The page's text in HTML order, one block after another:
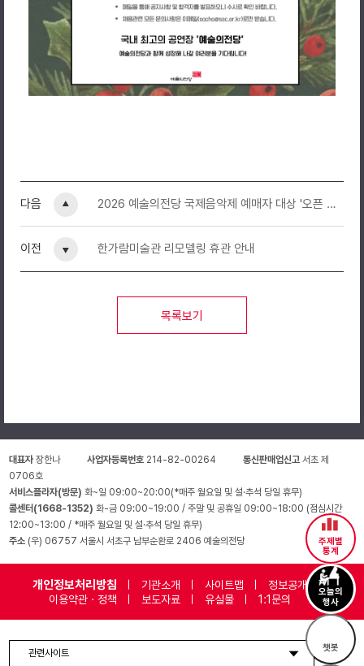
지원자격
- 학력, 전공, 성별 무관하며 20세 이상인 자
- 23개월 지속근무 및 평일, 주말, 공휴일 근무 가능자 (개별 사정에 따
예) 19시 30분 공연의 경우 18시부터 19시 30분 공연 종료 후 30분까
※ 공연장 운영특성상 사전 예고 없이 근무지 및 근무시간이 변경될 수
하우스 어텐던트는 어떤 일을 하나요?
하우스 어텐던트는 안전한 관람환경과 건강한 공연 문화를 조성하는
[공연 진행 (입장객 검표, 객석 안내 등) 및 상황별 고객응대]
- 23개월 하우스 어텐던트 과정 이수 시 수료증 수여
다음 2026 예술의전당 국제음악제 예매자 대상 '오픈 리허설' 안내
이전 한가람미술관 리모델링 휴관 안내
목록보기
주제별
통계
오늘의
행사
챗봇
대표자장한나 사업자등록번호 214-82-00264 통신판매업신고서초 제
0706호
서비스플라자(방문)화~일 09:00~20:00(*매주 월요일 및 설·추석 당일 휴무)
콜센터(1668-1352)화-금 09:00~19:00 / 주말 및 공휴일 09:00~18:00 (점심시간
12:00~13:00 / *매주 월요일 및 설·추석 당일 휴무)
주소 (우) 06757 서울시 서초구 남부순환로 2406 예술의전당
개인정보처리방침 기관소개 사이트맵
정보공개
이용약관 · 정책
보도자료 유실물 1:1문의
관련사이트